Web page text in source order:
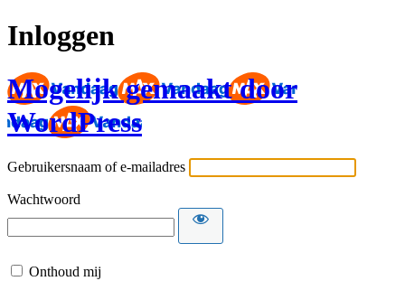
Inloggen
Mogelijk gemaakt door
WordPress
Gebruikersnaam of e-mailadres
Wachtwoord
Onthoud mij